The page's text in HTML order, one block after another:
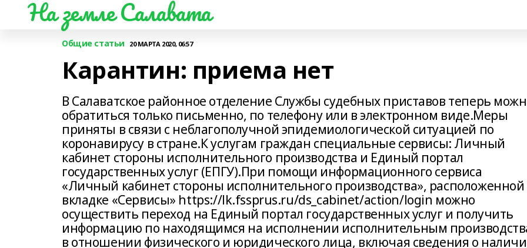
На земле Салавата
Общие статьи 20 МАРТА 2020, 06:57
Карантин: приема нет
В Салаватское районное отделение Службы судебных приставов теперь
обратиться только письменно, по телефону или в электронном виде.Меры
приняты в связи с неблагополучной эпидемиологической ситуацией по
коронавирусу в стране.К услугам граждан специальные сервисы: Личный
кабинет стороны исполнительного производства и Единый портал
государственных услуг (ЕПГУ).При помощи информационного сервиса
«Личный кабинет стороны исполнительного производства», расположенной
вкладке «Сервисы» https://lk.fssprus.ru/ds_cabinet/action/login можно
осуществить переход на Единый портал государственных услуг и получить
информацию по находящимся на исполнении исполнительным
в отношении физического и юридического лица, включая сведения о